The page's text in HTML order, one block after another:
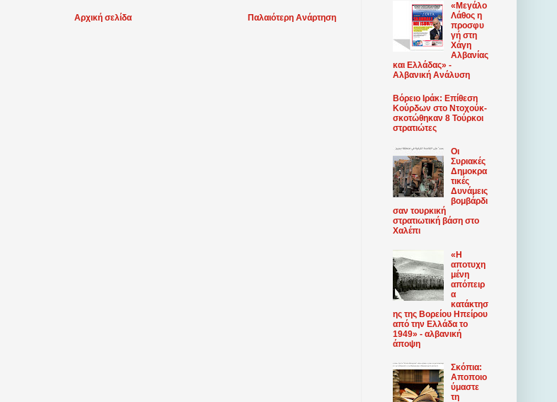
Παλαιότερη Ανάρτηση
Αρχική σελίδα
«Μεγάλο
Λάθος η
προσφυ
γή στη
Χάγη
Αλβανίας
και Ελλάδας» -
Αλβανική Ανάλυση
Βόρειο Ιράκ: Επίθεση
Κούρδων στο Ντοχούκ-
σκοτώθηκαν 8 Τούρκοι
στρατιώτες
Οι
Συριακές
Δημοκρα
τικές
Δυνάμεις
βομβάρδι
σαν τουρκική
στρατιωτική βάση στο
Χαλέπι
«Η
αποτυχη
μένη
απόπειρ
α
κατάκτησ
ης της Βορείου Ηπείρου
από την Ελλάδα το
1949» - αλβανική
άποψη
Σκόπια:
Αποποιο
ύμαστε
τη